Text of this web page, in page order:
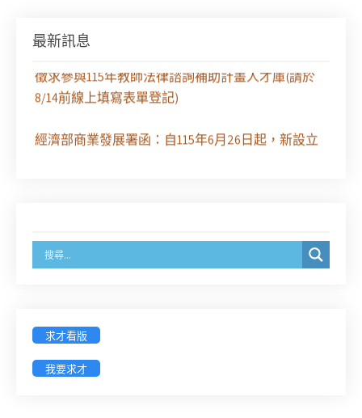
最新訊息
保留地為核心」課程（8/10上午－8/26中午報名）
徵求參與115年教師法律諮詢補助計畫人才庫(請於
8/14前線上填寫表單登記)
經濟部商業發展署函：自115年6月26日起，新設立
戳為憑)】
新竹律師公會8/21(五)舉辦「AI職場應用」進修課程
（8/17截止報名，額滿提前截止，實體＋線上同
求才看版
我要求才